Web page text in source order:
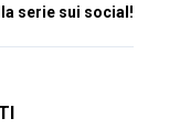
serie sui social!